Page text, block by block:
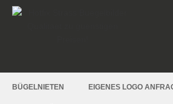
BÜGELNIETEN EIGENES LOGO